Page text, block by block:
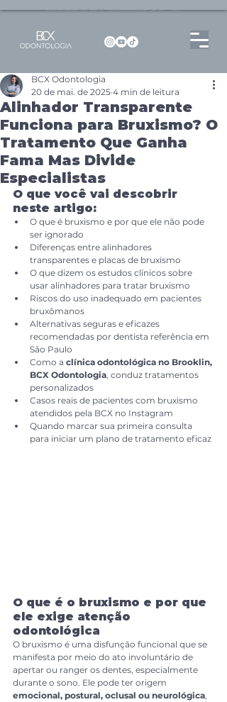
Dentista no Brooklin | São Paulo | SP Atendimento particular Rua Pitu, 72, Sala 65
Alinhador Transparente
Funciona para Bruxismo? O
Tratamento Que Ganha
Fama Mas Divide
Especialistas
BCX Odontologia
20 de mai. de 2025 4 min de leitura
O que você vai descobrir
neste artigo:
O que é bruxismo e por que ele não pode
ser ignorado
Diferenças entre alinhadores
transparentes e placas de bruxismo
O que dizem os estudos clínicos sobre
usar alinhadores para tratar bruxismo
Riscos do uso inadequado em pacientes
bruxômanos
Alternativas seguras e eficazes
recomendadas por dentista referência em
São Paulo
Como a clínica odontológica no Brooklin,
BCX Odontologia, conduz tratamentos
personalizados
Casos reais de pacientes com bruxismo
atendidos pela BCX no Instagram
Quando marcar sua primeira consulta
para iniciar um plano de tratamento eficaz
O que é o bruxismo e por que
ele exige atenção
odontológica
O bruxismo é uma disfunção funcional que se
manifesta por meio do ato involuntário de
apertar ou ranger os dentes, especialmente
durante o sono. Ele pode ter origem
emocional, postural, oclusal ou neurológica,